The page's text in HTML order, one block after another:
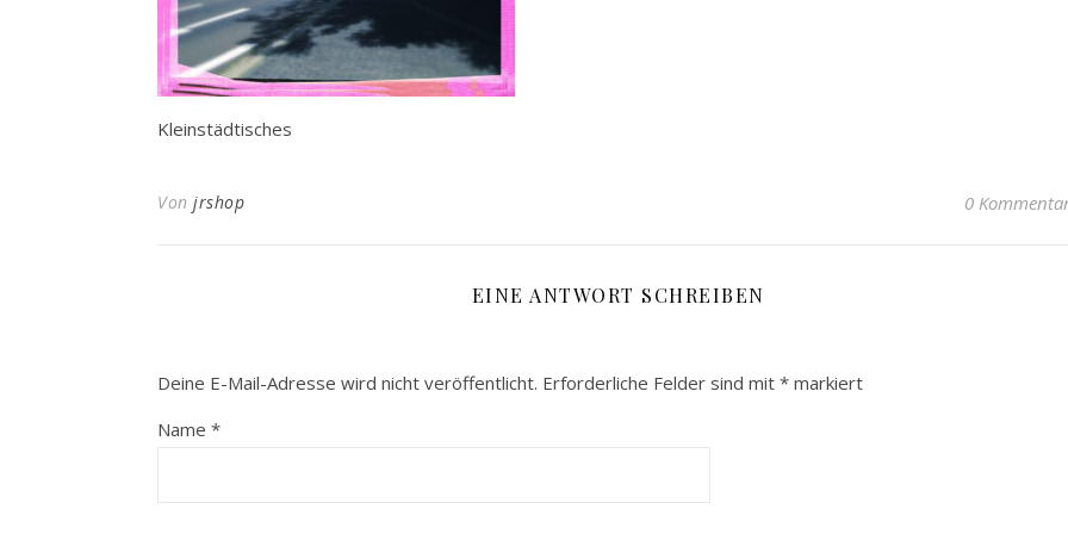
Kleinstädtisches
Von jrshop 0
EINE ANTWORT SCHREIBEN
Deine E-Mail-Adresse wird nicht veröffentlicht. Erforderliche Felder sind mit * markiert
Name *